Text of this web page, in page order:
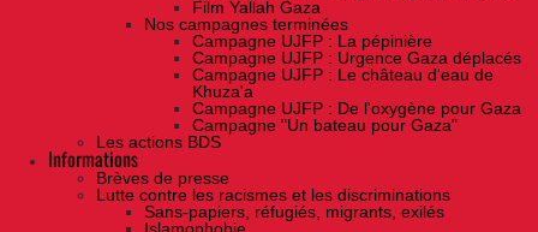
Film Yallah Gaza
Nos campagnes terminées
Campagne UJFP : La pépinière
Campagne UJFP : Urgence Gaza déplacés
Campagne UJFP : Le château d'eau de
Khuza'a
Campagne UJFP : De l'oxygène pour Gaza
Campagne "Un bateau pour Gaza"
Les actions BDS
Informations
Brèves de presse
Lutte contre les racismes et les discriminations
Sans-papiers, réfugiés, migrants, exilés